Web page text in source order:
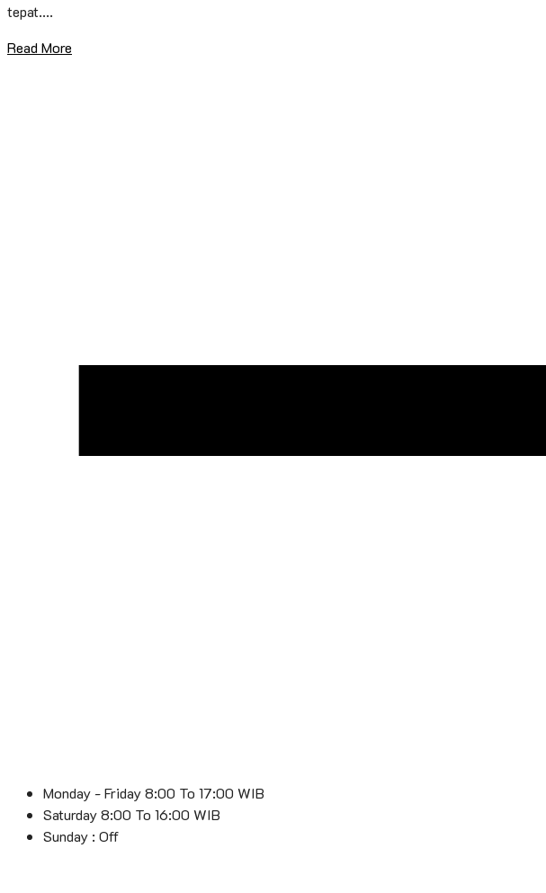
tepat....
Read More
Monday - Friday 8:00 To 17:00 WIB
Saturday 8:00 To 16:00 WIB
Sunday : Off